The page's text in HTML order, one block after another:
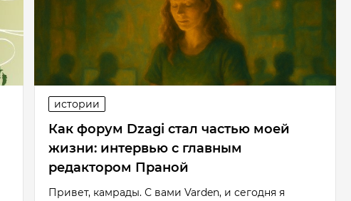
истории
Как форум Dzagi стал частью моей
жизни: интервью с главным
редактором Праной
Привет, камрады. С вами Varden, и сегодня я